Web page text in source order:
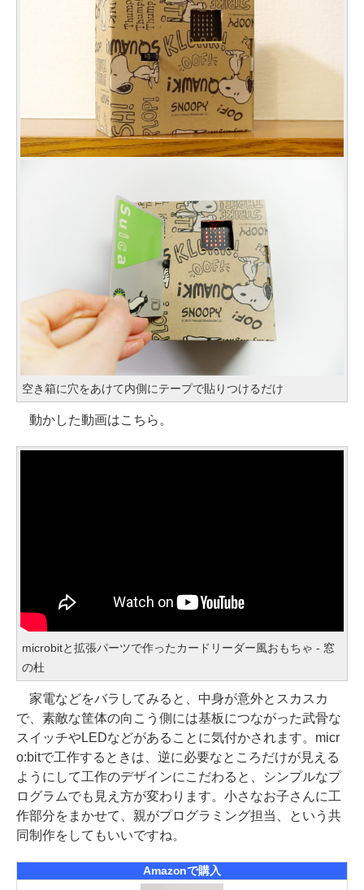
空き箱に穴をあけて内側にテープで貼りつけるだけ
動かした動画はこちら。
microbitと拡張パーツで作ったカードリーダー風おもちゃ ‐ 窓
の杜
家電などをバラしてみると、中身が意外とスカスカ
で、素敵な筐体の向こう側には基板につながった武骨な
スイッチやLEDなどがあることに気付かされます。micr
o:bitで工作するときは、逆に必要なところだけが見える
ようにして工作のデザインにこだわると、シンプルなプ
ログラムでも見え方が変わります。小さなお子さんに工
作部分をまかせて、親がプログラミング担当、という共
同制作をしてもいいですね。
Amazonで購入